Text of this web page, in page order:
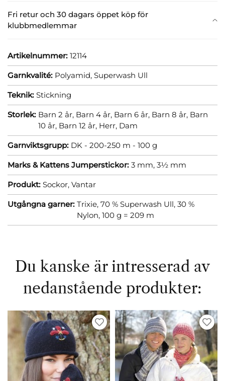
Fri retur och 30 dagars öppet köp för
klubbmedlemmar
Artikelnummer: 12114
Garnkvalité: Polyamid, Superwash Ull
Teknik: Stickning
Storlek: Barn 2 år, Barn 4 år, Barn 6 år, Barn 8 år, Barn
10 år, Barn 12 år, Herr, Dam
Garnviktsgrupp: DK - 200-250 m - 100 g
Marks & Kattens Jumperstickor: 3 mm, 3½ mm
Produkt: Sockor, Vantar
Utgångna garner: Trixie, 70 % Superwash Ull, 30 %
Nylon, 100 g = 209 m
Du kanske är intresserad av
nedanstående produkter: